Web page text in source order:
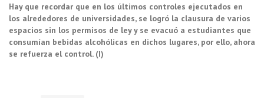
Hay que recordar que en los últimos controles ejecutados en
los alrededores de universidades, se logró la clausura de varios
espacios sin los permisos de ley y se evacuó a estudiantes que
consumían bebidas alcohólicas en dichos lugares, por ello, ahora
se refuerza el control. (I)